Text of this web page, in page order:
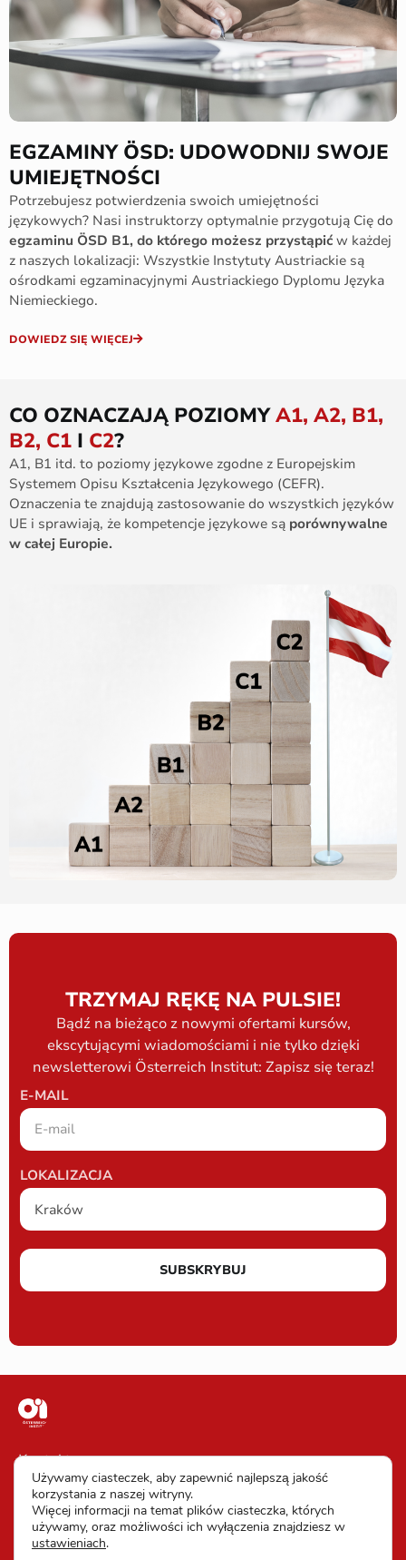
EGZAMINY ÖSD: UDOWODNIJ SWOJE
UMIEJĘTNOŚCI
Potrzebujesz potwierdzenia swoich umiejętności
językowych? Nasi instruktorzy optymalnie przygotują Cię do
egzaminu ÖSD B1, do którego możesz przystąpić w każdej
z naszych lokalizacji: Wszystkie Instytuty Austriackie są
ośrodkami egzaminacyjnymi Austriackiego Dyplomu Języka
Niemieckiego.
DOWIEDZ SIĘ WIĘCEJ
CO OZNACZAJĄ POZIOMYA1, A2, B1,
B2, C1 I C2?
A1, B1 itd. to poziomy językowe zgodne z Europejskim
Systemem Opisu Kształcenia Językowego (CEFR).
Oznaczenia te znajdują zastosowanie do wszystkich języków
UE i sprawiają, że kompetencje językowe są porównywalne
w całej Europie.
TRZYMAJ RĘKĘ NA PULSIE!
Bądź na bieżąco z nowymi ofertami kursów,
ekscytującymi wiadomościami i nie tylko dzięki
newsletterowi Österreich Institut: Zapisz się teraz!
E-MAIL
LOKALIZACJA
SUBSKRYBUJ
Kontakt
Impressum
Warunki uczestnictwa
Używamy ciasteczek, aby zapewnić najlepszą jakość
korzystania z naszej witryny.
Więcej informacji na temat plików ciasteczka, których
używamy, oraz możliwości ich wyłączenia znajdziesz w
ustawieniach.